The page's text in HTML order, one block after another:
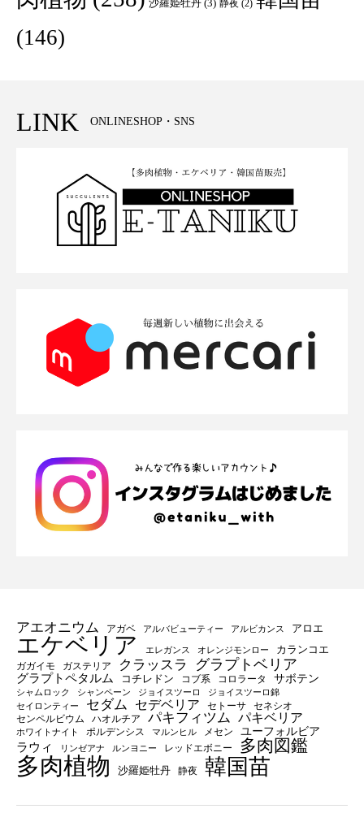
沙羅姫牡丹 (3) 静夜 (2)
(146)
LINK ONLINESHOP・SNS
アエオニウム アガベ アルバビューティー アルビカンス アロエ
エケベリア エレガンス オレンジモンロー カランコエ
ガガイモ ガステリア クラッスラ グラプトベリア
グラプトペタルム コチレドン コブ系 コロラータ サボテン
シャムロック シャンペーン ジョイスツーロ
ジョイスツーロ錦
セイロンティー
セダム セデベリア セトーサ
セネシオ
センペルビウム
ハオルチア パキフィツム パキベリア
ホワイトナイト ポルデンシス マルンヒル メセン
ユーフォルビア
ラウィ
リンゼアナ ルンヨニー レッドエボニー 多肉図鑑
多肉植物 沙羅姫牡丹 静夜 韓国苗